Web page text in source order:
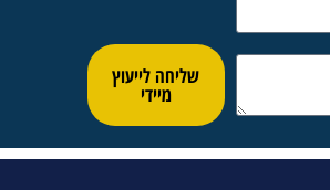
שליחה לייעוץ
מיידי